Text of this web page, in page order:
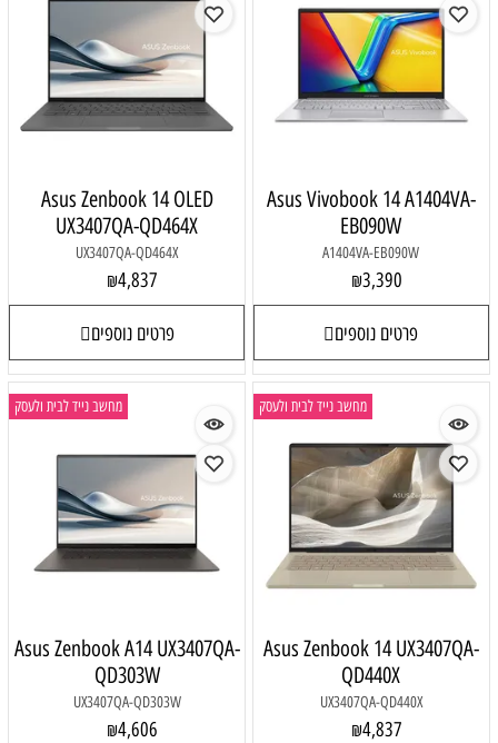
Asus Vivobook 14 A1404VA-
EB090W
A1404VA-EB090W
₪3,390
פרטים נוספים
Asus Zenbook 14 OLED
UX3407QA-QD464X
UX3407QA-QD464X
₪4,837
פרטים נוספים
מחשב נייד לבית ולעסק
Asus Zenbook 14 UX3407QA-
QD440X
UX3407QA-QD440X
₪4,837
מחשב נייד לבית ולעסק
Asus Zenbook A14 UX3407QA-
QD303W
UX3407QA-QD303W
₪4,606